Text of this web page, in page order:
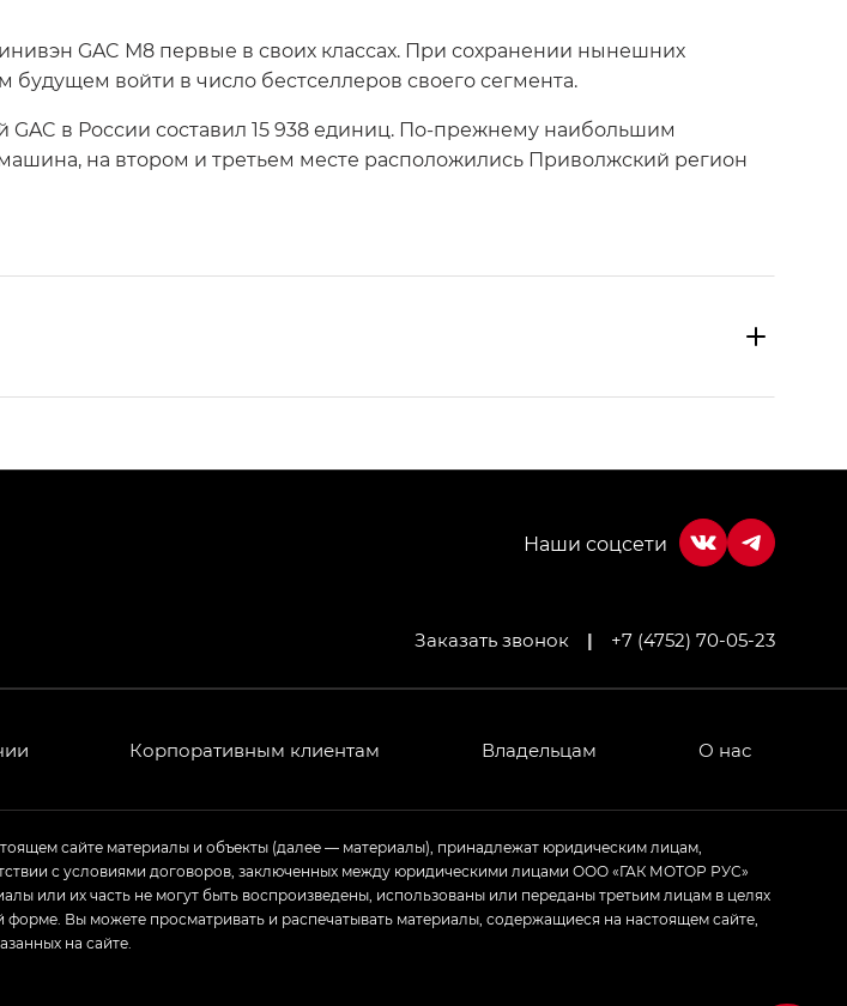
GAC М8 первые в своих классах. При сохранении нынешних
войти в число бестселлеров своего сегмента.
в России составил 15 938 единиц. По-прежнему наибольшим
на втором и третьем месте расположились Приволжский регион
— EX PREMIUM
— GB 2WD, Джи Би Полный привод — GB AWD, Джи Эль Полный привод —
элементы экстерьера в спортивном стиле — GL (S-Style)
Заказать звонок | +7 (4752) 70-05-23
Корпоративным клиентам Владельцам О нас
сайте материалы и объекты (далее — материалы), принадлежат юридическим лицам,
с условиями договоров, заключенных между юридическими лицами ООО «ГАК МОТОР РУС»
или их часть не могут быть воспроизведены, использованы или переданы третьим лицам в целях
Вы можете просматривать и распечатывать материалы, содержащиеся на настоящем сайте,
на сайте.